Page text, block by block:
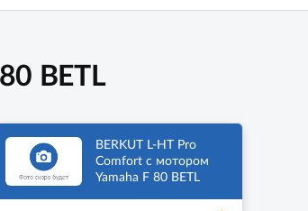
BETL
BERKUT L-HT Pro
Comfort с мотором
Yamaha F 80 BETL